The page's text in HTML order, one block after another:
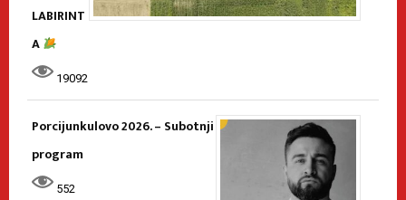
LABIRINT
A
19092
Porcijunkulovo 2026. – Subotnji
program
552